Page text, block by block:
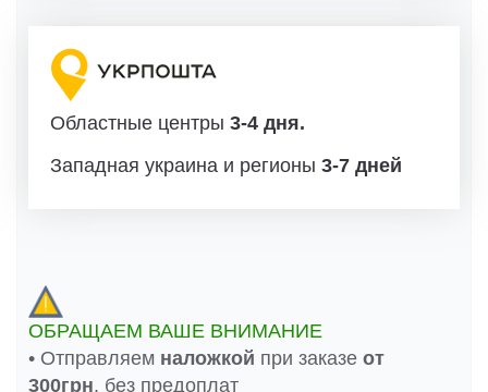
Областные центры 3-4 дня.
Западная украина и регионы 3-7 дней
ОБРАЩАЕМ ВАШЕ ВНИМАНИЕ
• Отправляем наложкой при заказе от
300грн, без предоплат